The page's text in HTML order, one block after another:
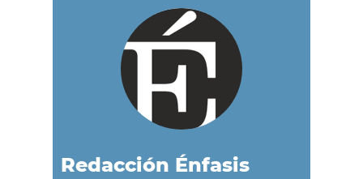
Redacción Énfasis